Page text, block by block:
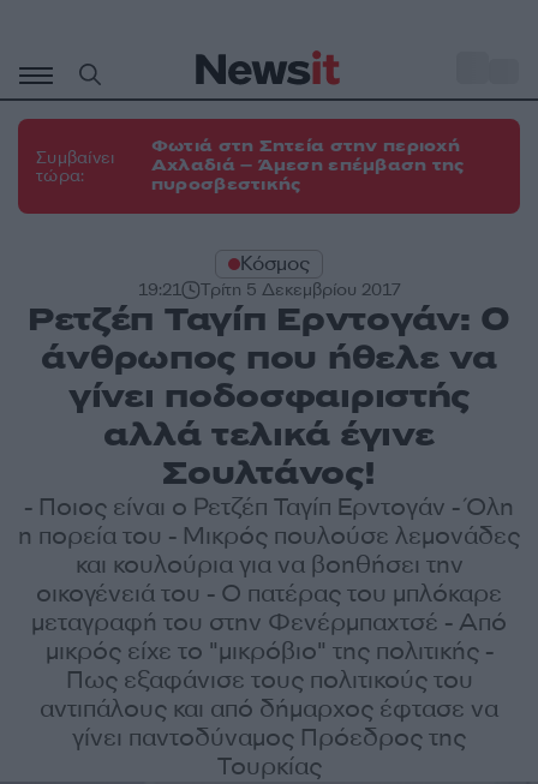
περιεχόμενο
Συμβαίνει
τώρα:
Φωτιά στη Σητεία στην περιοχή
Αχλαδιά – Άμεση επέμβαση της
πυροσβεστικής
Κόσμος
19:21 Τρίτη 5 Δεκεμβρίου 2017
Ρετζέπ Ταγίπ Ερντογάν: Ο
άνθρωπος που ήθελε να
γίνει ποδοσφαιριστής
αλλά τελικά έγινε
Σουλτάνος!
- Ποιος είναι ο Ρετζέπ Ταγίπ Ερντογάν - Όλη
η πορεία του - Μικρός πουλούσε λεμονάδες
και κουλούρια για να βοηθήσει την
οικογένειά του - Ο πατέρας του μπλόκαρε
μεταγραφή του στην Φενέρμπαχτσέ - Από
μικρός είχε το "μικρόβιο" της πολιτικής -
Πως εξαφάνισε τους πολιτικούς του
αντιπάλους και από δήμαρχος έφτασε να
γίνει παντοδύναμος Πρόεδρος της
Τουρκίας